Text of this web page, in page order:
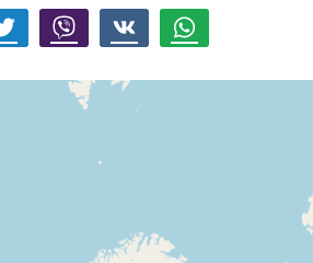
Twitter Viber Whatsapp